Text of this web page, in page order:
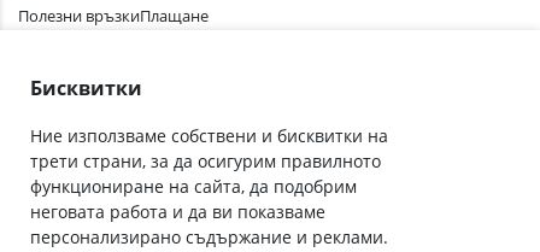
Полезни връзки
Общи условия
Плащане
Абонирай се за нашия бюлетин
Бисквитки
Ние използваме собствени и бисквитки на
трети страни, за да осигурим правилното
функциониране на сайта, да подобрим
неговата работа и да ви показваме
персонализирано съдържание и реклами.